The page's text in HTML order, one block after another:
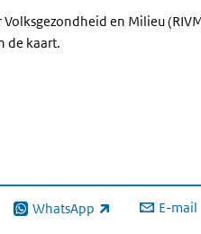
en Milieu
de kaart.
WhatsApp
(externe link) E-mail